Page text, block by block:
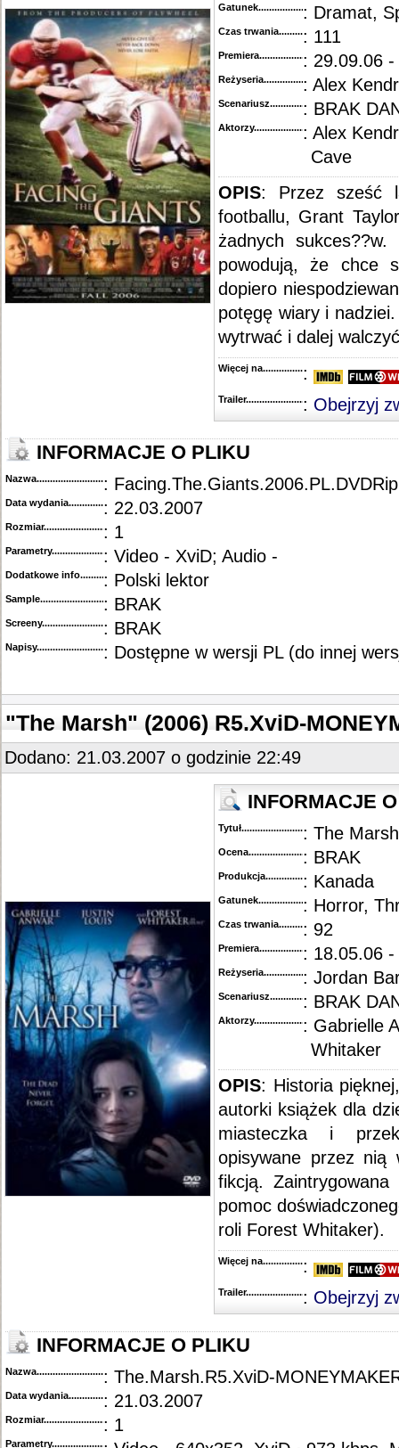
Gatunek...........................................
: Dramat,
Czas trwania......................................
: 111
Premiera..........................................
: 29.09.06 -
Reżyseria........................................
: Alex
Scenariusz........................................
: BRAK
Aktorzy...........................................
: Alex
Cave
OPIS: Przez sześć
footballu, Grant
żadnych
powodują, że chce
dopiero
potęgę wiary i
wytrwać i dalej
Więcej na........................................
:
Trailer...........................................
: Obejrzyj
INFORMACJE O PLIKU
Nazwa.............................................
:
Data wydania......................................
: 22.03.2007
Rozmiar...........................................
: 1
Parametry.........................................: Video - XviD; Audio -
Dodatkowe info....................................
: Polski lektor
Sample............................................
: BRAK
Screeny...........................................
: BRAK
Napisy............................................: Dostępne w wersji PL (do innej
"The Marsh" (2006) R5.XviD-
Dodano: 21.03.2007 o godzinie 22:49
INFORMACJE
Tytuł............................................
: The
Ocena.............................................
: BRAK
Produkcja.........................................
: Kanada
Gatunek...........................................
: Horror,
Czas trwania......................................
: 92
Premiera..........................................
: 18.05.06 -
Reżyseria........................................
: Jordan
Scenariusz........................................
: BRAK
Aktorzy...........................................
: Gabrielle
Whitaker
OPIS: Historia
autorki książek dla
miasteczka i
opisywane przez nią
fikcją.
pomoc
roli Forest Whitaker).
Więcej na........................................
:
Trailer...........................................
: Obejrzyj
INFORMACJE O PLIKU
Nazwa.............................................: The.Marsh.R5.XviD-
Data wydania......................................
: 21.03.2007
Rozmiar...........................................
: 1
Parametry.........................................